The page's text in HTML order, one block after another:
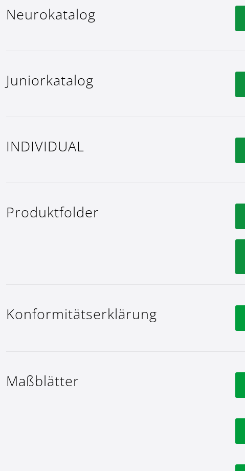
Neurokatalog
Juniorkatalog
INDIVIDUAL
Produktfolder
Konformitäts­erklärung
Maßblätter